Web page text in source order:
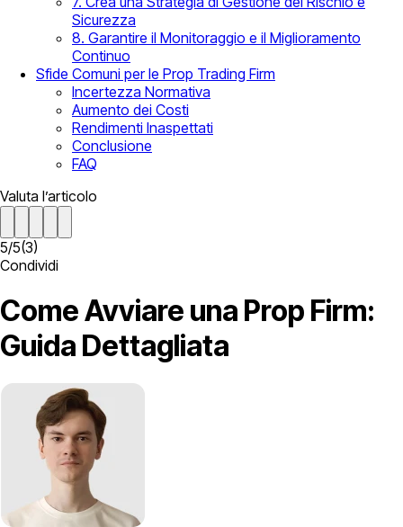
Sicurezza
8. Garantire il Monitoraggio e il Miglioramento
Continuo
Sfide Comuni per le Prop Trading Firm
Incertezza Normativa
Aumento dei Costi
Rendimenti Inaspettati
Conclusione
FAQ
Valuta l’articolo
5/5(3)
Condividi
Come Avviare una Prop Firm:
Guida Dettagliata